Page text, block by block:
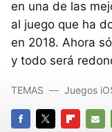
en una de las
al juego que ha
en 2018. Ahora
y todo será
TEMAS Juegos